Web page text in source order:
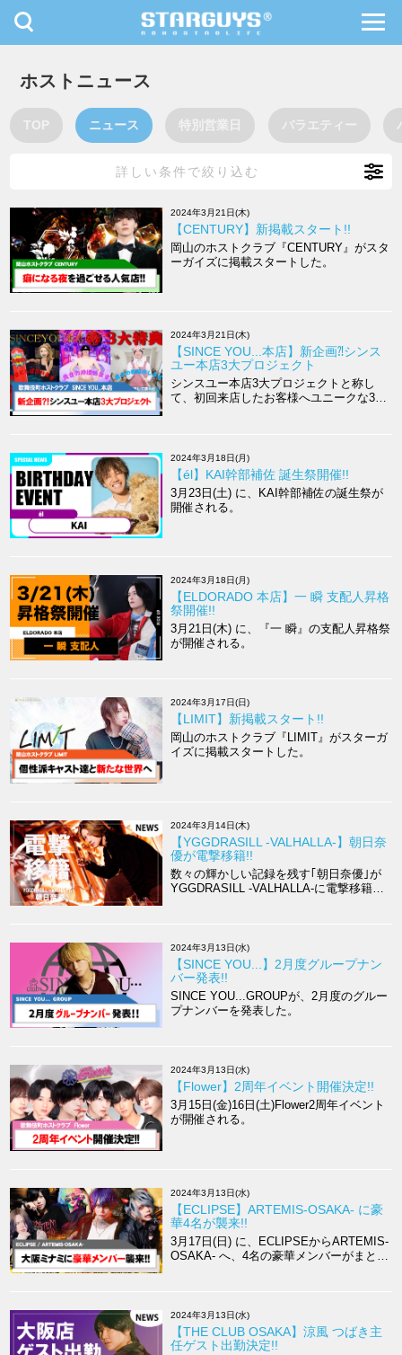
toggle
navigation
ホストニュース
TOP ニュース 特別営業日 バラエティー
詳しい条件で絞り込む
2024年3月21日(木)
【CENTURY】新掲載スタート!!
岡山のホストクラブ『CENTURY』がスタ
ーガイズに掲載スタートした。
2024年3月21日(木)
【SINCE YOU...本店】新企画⁈シンス
ユー本店3大プロジェクト
シンスユー本店3大プロジェクトと称し
て、初回来店したお客様へユニークな3つ
2024年3月18日(月)
【él】KAI幹部補佐 誕生祭開催!!
3月23日(土) に、KAI幹部補佐の誕生祭が
開催される。
2024年3月18日(月)
【ELDORADO 本店】一 瞬 支配人昇格
祭開催!!
3月21日(木) に、『一 瞬』の支配人昇格祭
が開催される。
2024年3月17日(日)
【LIMIT】新掲載スタート!!
岡山のホストクラブ『LIMIT』がスターガ
イズに掲載スタートした。
2024年3月14日(木)
【YGGDRASILL -VALHALLA-】朝日奈
優が電撃移籍!!
数々の輝かしい記録を残す｢朝日奈優｣が
YGGDRASILL -VALHALLA-に電撃移籍を
2024年3月13日(水)
【SINCE YOU...】2月度グループナン
バー発表!!
SINCE YOU...GROUPが、2月度のグルー
プナンバーを発表した。
2024年3月13日(水)
【Flower】2周年イベント開催決定!!
3月15日(金)16日(土)Flower2周年イベント
が開催される。
2024年3月13日(水)
【ECLIPSE】ARTEMIS-OSAKA- に豪
華4名が襲来!!
3月17日(日) に、ECLIPSEからARTEMIS-
OSAKA- へ、4名の豪華メンバーがまとめ
2024年3月13日(水)
【THE CLUB OSAKA】涼風 つばき主
任ゲスト出勤決定!!